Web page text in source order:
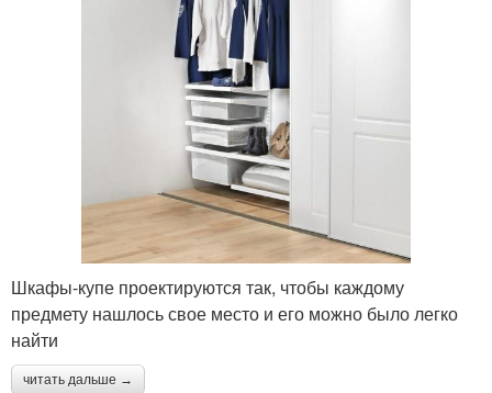
Шкафы-купе проектируются так, чтобы каждому
предмету нашлось свое место и его можно было легко
найти
читать дальше →